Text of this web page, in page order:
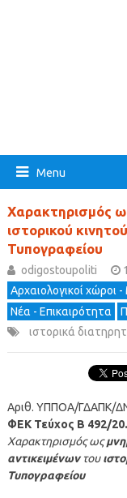
Menu
Xαρακτηρισμός
ιστορικού
Τυπογραφείου
odigostoupoliti
Αρχαιολογικοί χώροι
Νέα - Επικαιρότητα
ιστορικά
Αριθ. ΥΠΠΟΑ/ΓΔΑΠΚ/
ΦΕΚ Τεύχος Β 492/
Xαρακτηρισμός ως
αντικειμένωντου
Τυπογραφείου